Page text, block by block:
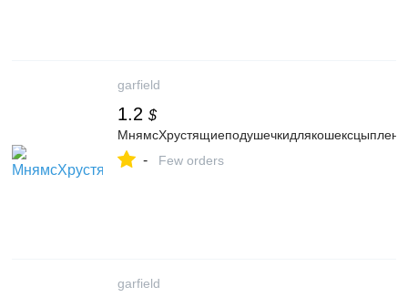
garfield
1.2 $
- Few orders
garfield